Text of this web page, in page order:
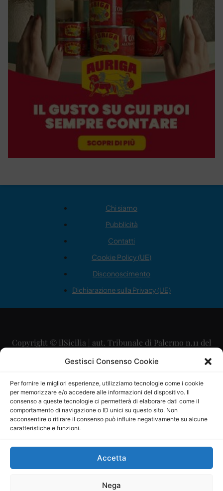
Gestisci Consenso Cookie
Per fornire le migliori esperienze, utilizziamo tecnologie come i cookie
per memorizzare e/o accedere alle informazioni del dispositivo. Il
consenso a queste tecnologie ci permetterà di elaborare dati come il
comportamento di navigazione o ID unici su questo sito. Non
acconsentire o ritirare il consenso può influire negativamente su alcune
caratteristiche e funzioni.
Accetta
Nega
Chi siamo
Pubblicità
Contatti
Cookie Policy (UE)
Disconoscimento
Dichiarazione sulla Privacy (UE)
Copyright © ilSicilia | aut. Tribunale di Palermo n.11 del
29/09/2015
Direttore Editoriale: Maurizio Scaglione
Direttore Responsabile: Maria Calabrese
P.IVA: 06334930820
Mercurio Comunicazione Società Cooperativa a r.l. è
iscritta al Registro degli Operatori di Comunicazione al